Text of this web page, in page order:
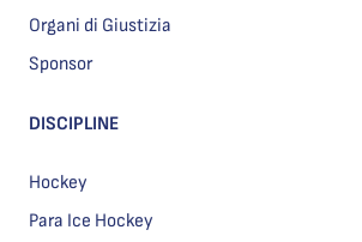
Organi di Giustizia
Sponsor
DISCIPLINE
Hockey
Para Ice Hockey